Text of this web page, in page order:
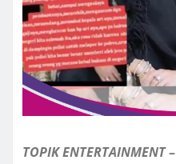
TOPIKENTERTAINMENT–